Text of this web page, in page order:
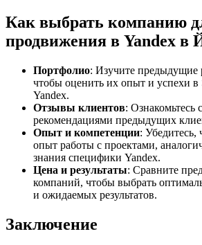
Как выбрать компанию
продвижения в Yandex в
Портфолио: Изучите предыдущие
чтобы оценить их опыт и успехи
Yandex.
Отзывы клиентов: Ознакомьтесь
рекомендациями предыдущих
Опыт и компетенции: Убедитесь,
опыт работы с проектами,
знания специфики Yandex.
Цена и результаты: Сравните
компаний, чтобы выбрать
и ожидаемых результатов.
Заключение